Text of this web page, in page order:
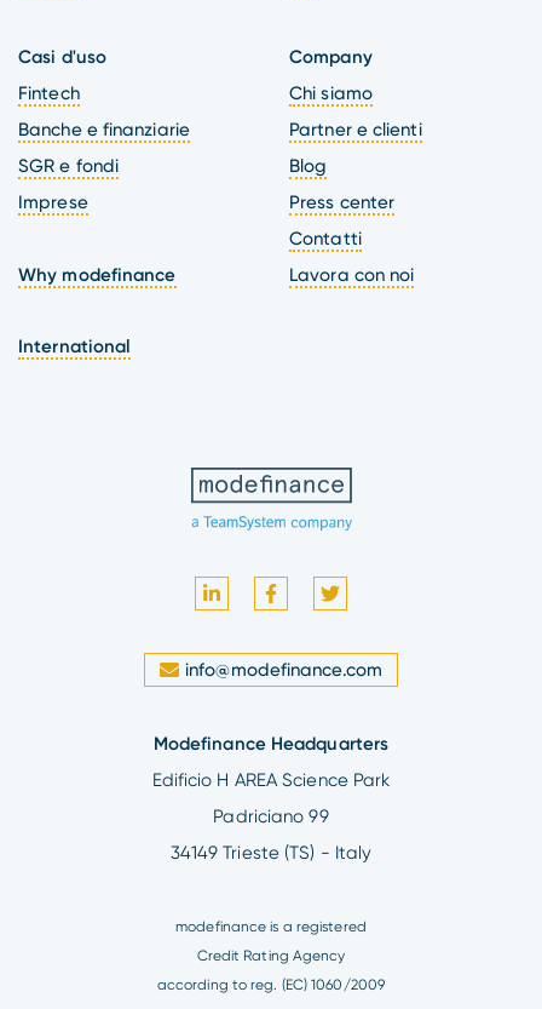
Casi d'uso
Fintech
Banche e finanziarie
SGR e fondi
Imprese
Why modefinance
International
Company
Chi siamo
Partner e clienti
Blog
Press center
Contatti
Lavora con noi
info@modefinance.com
Modefinance Headquarters
Edificio H AREA Science Park
Padriciano 99
34149 Trieste (TS) - Italy
modefinance is a registered
Credit Rating Agency
according to reg. (EC) 1060/2009